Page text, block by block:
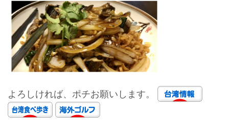
よろしければ、ポチお願いします。